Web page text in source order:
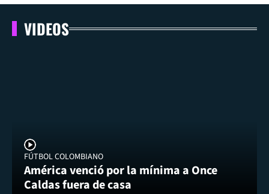
VIDEOS
FÚTBOL COLOMBIANO
América venció por la mínima a Once
Caldas fuera de casa